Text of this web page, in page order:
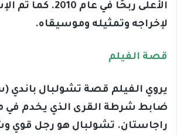
الأعلى ربحًا في عام
لإخراجه وتمثيله وموسيقاه.
قصة الفيلم
يروي الفيلم قصة تشولبال باندي
ضابط شرطة القرى الذي يخدم في
راجاستان. تشولبال هو رجل قوي